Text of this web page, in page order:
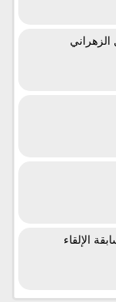
الزهراني
الإلقاء